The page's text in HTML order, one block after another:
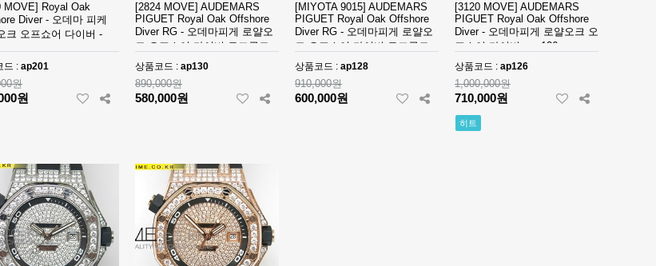
MOVE] Royal Oak
Diver - 오데마 피케
크 오프쇼어 다이버 -
드 : ap201
원
원
[2824 MOVE] AUDEMARS
PIGUET Royal Oak Offshore
Diver RG - 오데마피게 로얄오
크 오프쇼어 다이버 로즈골드 -
ap130
상품코드 : ap130
890,000원
580,000원
[MIYOTA 9015] AUDEMARS
PIGUET Royal Oak Offshore
Diver RG - 오데마피게 로얄오
크 오프쇼어 다이버 로즈골드 -
ap128
상품코드 : ap128
910,000원
600,000원
[3120 MOVE] AUDEMARS
PIGUET Royal Oak Offshore
Diver - 오데마피게 로얄오크 오
프쇼어 다이버 - ap126
상품코드 : ap126
1,000,000원
710,000원
히트